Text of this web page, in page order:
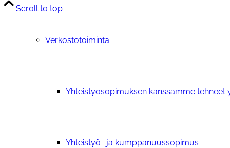
Verkostotoiminta
Yhteistyosopimuksen kanssamme tehneet
Yhteistyö- ja kumppanuussopimus
Scroll to top